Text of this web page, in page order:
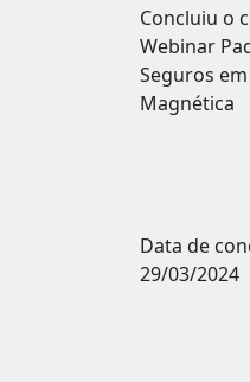
Concluiu o
Webinar
Seguros
Magnética
Data de
29/03/2024